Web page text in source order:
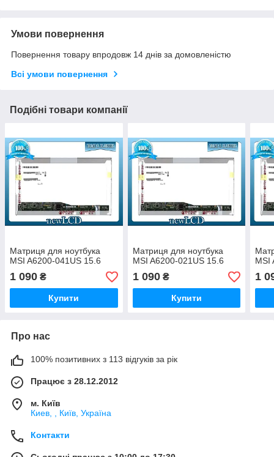
Умови повернення
Повернення товару впродовж 14 днів за домовленістю
Всі умови повернення
Подібні товари компанії
Матриця для ноутбука
MSI A6200-041US 15.6
1 090 ₴
Купити
Матриця для ноутбука
MSI A6200-021US 15.6
1 090₴
Купити
MSI
1
Про нас
100% позитивних з 113 відгуків за рік
Працює з 28.12.2012
м. Київ
Киев, , Київ, Україна
Контакти